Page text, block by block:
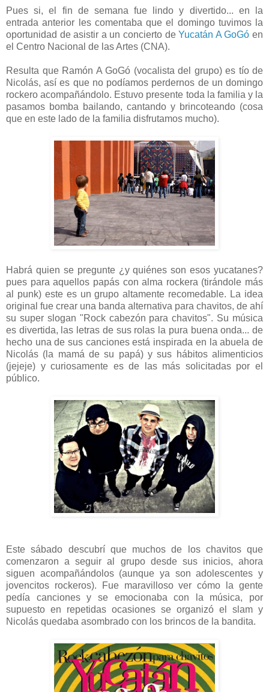
Pues si, el fin de semana fue lindo y divertido... en la
entrada anterior les comentaba que el domingo tuvimos la
oportunidad de asistir a un concierto deYucatán A GoGó en
el Centro Nacional de las Artes (CNA).
Resulta que Ramón A GoGó (vocalista del grupo) es tío de
Nicolás, así es que no podíamos perdernos de un domingo
rockero acompañándolo. Estuvo presente toda la familia y la
pasamos bomba bailando, cantando y brincoteando (cosa
que en este lado de la familia disfrutamos mucho).
Habrá quien se pregunte ¿y quiénes son esos yucatanes?
pues para aquellos papás con alma rockera (tirándole más
al punk) este es un grupo altamente recomedable. La idea
original fue crear una banda alternativa para chavitos, de ahí
su super slogan "Rock cabezón para chavitos". Su música
es divertida, las letras de sus rolas la pura buena onda... de
hecho una de sus canciones está inspirada en la abuela de
Nicolás (la mamá de su papá) y sus hábitos alimenticios
(jejeje) y curiosamente es de las más solicitadas por el
público.
Este sábado descubrí que muchos de los chavitos que
comenzaron a seguir al grupo desde sus inicios, ahora
siguen acompañándolos (aunque ya son adolescentes y
jovencitos rockeros). Fue maravilloso ver cómo la gente
pedía canciones y se emocionaba con la música, por
supuesto en repetidas ocasiones se organizó el slam y
Nicolás quedaba asombrado con los brincos de la bandita.